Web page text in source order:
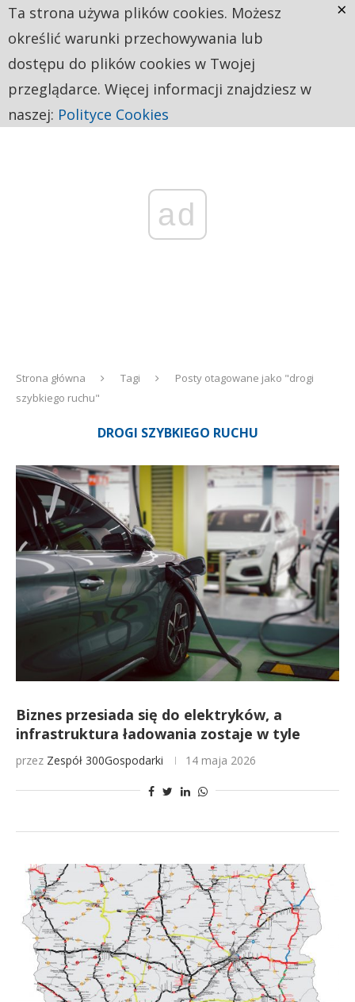
ad
Strona główna Tagi
Posty otagowane jako "drogi
szybkiego ruchu"
DROGI SZYBKIEGO RUCHU
Biznes przesiada się do elektryków, a
infrastruktura ładowania zostaje w tyle
przez Zespół 300Gospodarki 14 maja 2026
Ta strona używa plików cookies. Możesz
określić warunki przechowywania lub
dostępu do plików cookies w Twojej
przeglądarce. Więcej informacji znajdziesz w
naszej: Polityce Cookies
×